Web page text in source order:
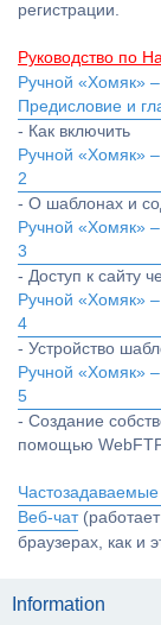
регистрации.
Руководство по
Ручной «Хомяк»
Предисловие и
- Как включить
Ручной «Хомяк»
2
- О шаблонах и
Ручной «Хомяк»
3
- Доступ к сайту
Ручной «Хомяк»
4
- Устройство
Ручной «Хомяк»
5
- Создание
помощью
Веб-чат
браузерах, как и
Information